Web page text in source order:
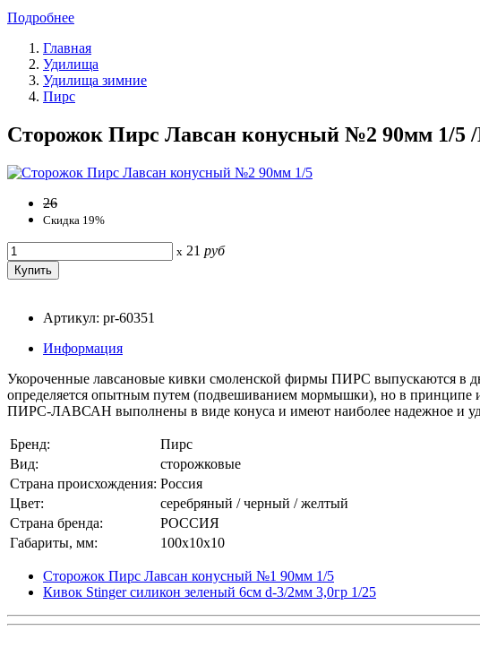
Подробнее
Главная
Удилища
Удилища зимние
Пирс
Сторожок Пирс Лавсан конусный №2 90мм 1/5 /
26
Скидка 19%
x 21 руб
Артикул: pr-60351
Информация
Укороченные лавсановые кивки смоленской фирмы ПИРС выпускаются в
определяется опытным путем (подвешиванием мормышки), но в принципе
ПИРС-ЛАВСАН выполнены в виде конуса и имеют наиболее надежное и
Бренд:
Пирс
Вид:
сторожковые
Страна происхождения: Россия
Цвет:
серебряный / черный / желтый
Страна бренда:
РОССИЯ
Габариты, мм:
100x10x10
Сторожок Пирс Лавсан конусный №1 90мм 1/5
Кивок Stinger силикон зеленый 6см d-3/2мм 3,0гр 1/25